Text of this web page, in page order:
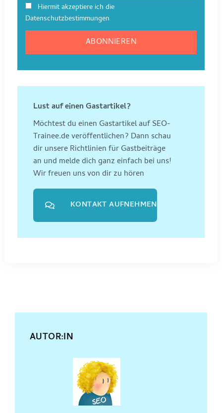
Hiermit akzeptiere ich die
Datenschutzbestimmungen
Lust auf einen Gastartikel?
Möchtest du einen Gastartikel auf SEO-
Trainee.de veröffentlichen? Dann schau
dir unsere Richtlinien für Gastbeiträge
an und melde dich ganz einfach bei uns!
Wir freuen uns von dir zu hören
KONTAKT AUFNEHMEN
AUTOR:IN